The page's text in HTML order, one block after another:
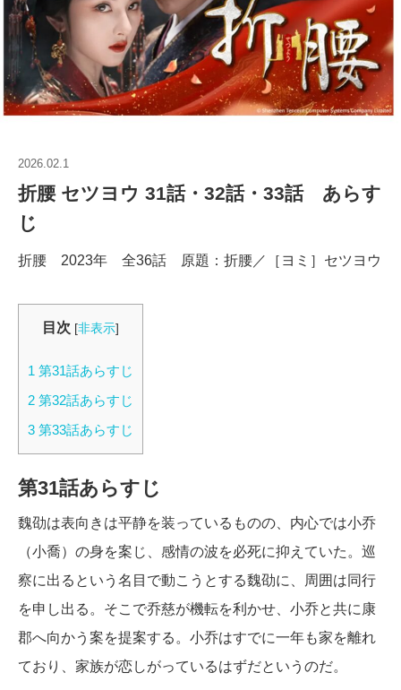
2026.02.1
折腰 セツヨウ 31話・32話・33話 あらす
じ
折腰 2023年 全36話 原題：折腰／［ヨミ］セツヨウ
目次 [非表示]
1 第31話あらすじ
2 第32話あらすじ
3 第33話あらすじ
第31話あらすじ
魏劭は表向きは平静を装っているものの、内心では小乔
（小喬）の身を案じ、感情の波を必死に抑えていた。巡
察に出るという名目で動こうとする魏劭に、周囲は同行
を申し出る。そこで乔慈が機転を利かせ、小乔と共に康
郡へ向かう案を提案する。小乔はすでに一年も家を離れ
ており、家族が恋しがっているはずだというのだ。